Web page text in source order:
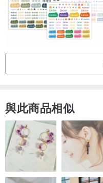
與此商品相似